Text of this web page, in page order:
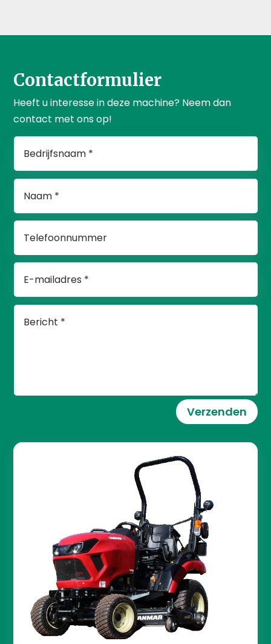
Contactformulier
Heeft u interesse in deze machine? Neem dan
contact met ons op!
Verzenden